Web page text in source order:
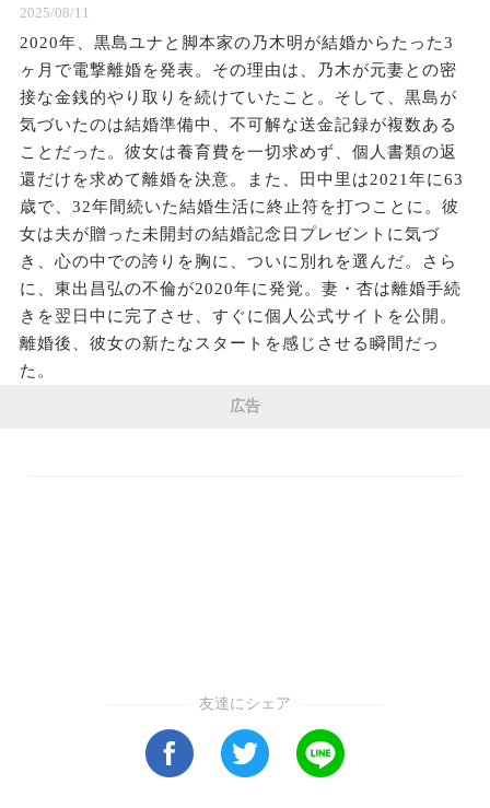
2025/08/11
2020年、黒島ユナと脚本家の乃木明が結婚からたった3
ヶ月で電撃離婚を発表。その理由は、乃木が元妻との密
接な金銭的やり取りを続けていたこと。そして、黒島が
気づいたのは結婚準備中、不可解な送金記録が複数ある
ことだった。彼女は養育費を一切求めず、個人書類の返
還だけを求めて離婚を決意。また、田中里は2021年に63
歳で、32年間続いた結婚生活に終止符を打つことに。彼
女は夫が贈った未開封の結婚記念日プレゼントに気づ
き、心の中での誇りを胸に、ついに別れを選んだ。さら
に、東出昌弘の不倫が2020年に発覚。妻・杏は離婚手続
きを翌日中に完了させ、すぐに個人公式サイトを公開。
離婚後、彼女の新たなスタートを感じさせる瞬間だっ
た。
広告
友達にシェア